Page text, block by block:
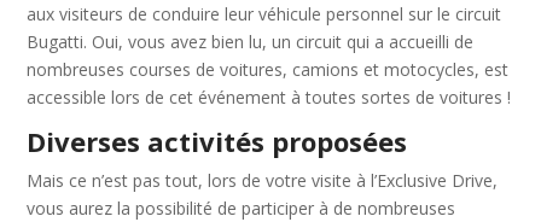
aux visiteurs de conduire leur véhicule personnel sur le circuit
Bugatti. Oui, vous avez bien lu, un circuit qui a accueilli de
nombreuses courses de voitures, camions et motocycles, est
accessible lors de cet événement à toutes sortes de voitures !
Diverses activités proposées
Mais ce n’est pas tout, lors de votre visite à l’Exclusive Drive,
vous aurez la possibilité de participer à de nombreuses